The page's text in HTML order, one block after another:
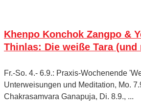
Khenpo Konchok Zangpo &
Thinlas: Die weiße Tara (und
Fr.-So. 4.- 6.9.: Praxis-Wochenende
Unterweisungen und Meditation, Mo.
Chakrasamvara Ganapuja, Di. 8.9., ...